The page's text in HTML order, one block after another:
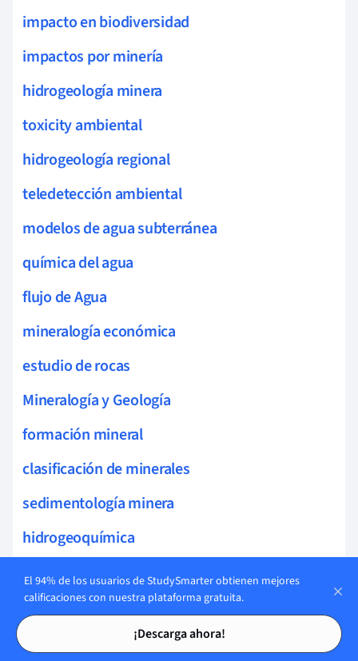
Tarjetas de estudio
Tarjetas de estudio
impacto en biodiversidad
impactos por minería
hidrogeología minera
toxicity ambiental
hidrogeología regional
teledetección ambiental
modelos de agua subterránea
química del agua
flujo de Agua
mineralogía económica
estudio de rocas
Mineralogía y Geología
formación mineral
clasificación de minerales
sedimentología minera
hidrogeoquímica
analítica ambiental
zonas de falla
yacimientos minerales
El 94% de los usuarios de StudySmarter obtienen mejores
calificaciones con nuestra plataforma gratuita.
¡Descarga ahora!